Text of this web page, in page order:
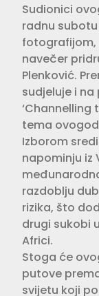
Sudionici
radnu
fotografijom,
navečer
Plenković.
sudjeluje i
‘Channelling
tema
Izborom
napominju iz
razdoblju
rizika, što
drugi sukobi
Africi.
Stoga će
putove
svijetu koji